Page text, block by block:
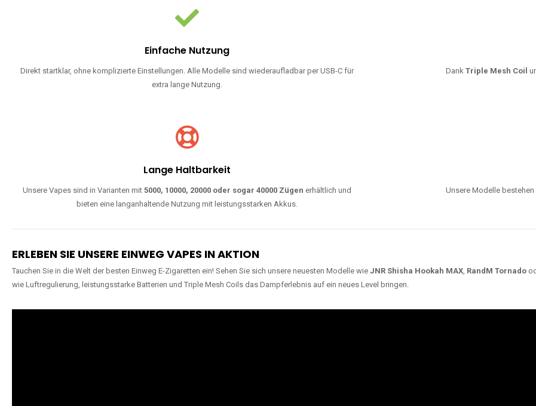
Einfache Nutzung
Direkt startklar, ohne komplizierte Einstellungen. Alle Modelle sind wiederaufladbar per USB-C für
extra lange Nutzung.
Dank Triple Mesh Coil
Lange Haltbarkeit
Unsere Vapes sind in Varianten mit5000, 10000, 20000 oder sogar 40000 Zügen erhältlich und
bieten eine langanhaltende Nutzung mit leistungsstarken Akkus.
Unsere Modelle
ERLEBEN SIE UNSERE EINWEG VAPES IN AKTION
Tauchen Sie in die Welt der besten Einweg E-Zigaretten ein! Sehen Sie sich unsere neuesten Modelle wie JNR Shisha Hookah MAX, RandM Tornado
wie Luftregulierung, leistungsstarke Batterien und Triple Mesh Coils das Dampferlebnis auf ein neues Level bringen.